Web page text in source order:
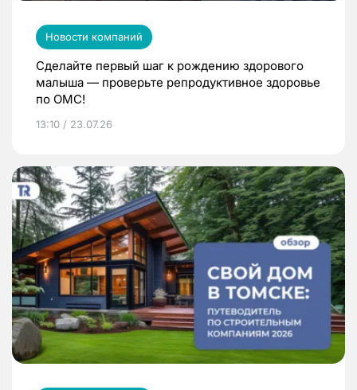
Новости компаний
Сделайте первый шаг к рождению здорового
малыша — проверьте репродуктивное здоровье
по ОМС!
13:10 / 23.07.26